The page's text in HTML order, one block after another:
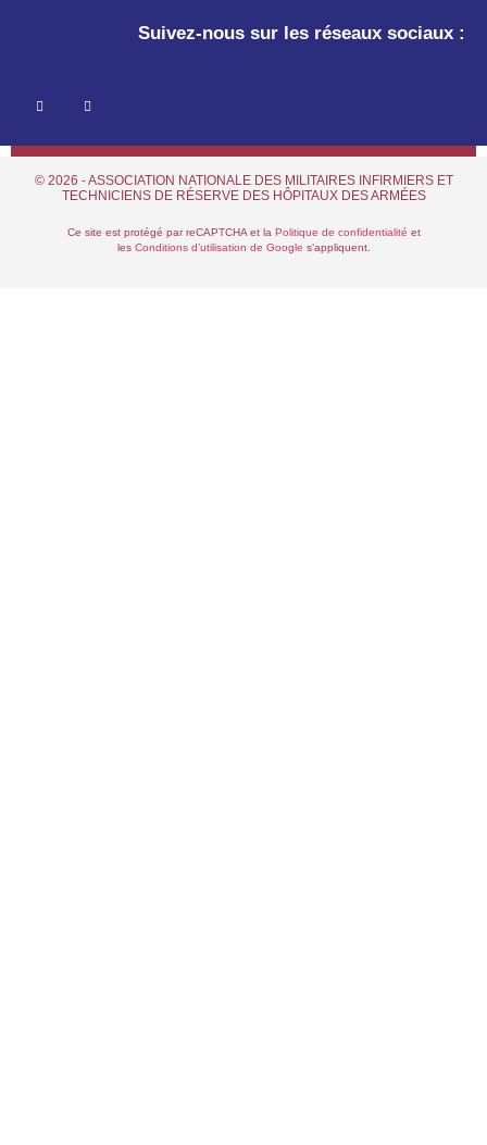
Suivez-nous sur les réseaux sociaux :
© 2026 - ASSOCIATION NATIONALE DES MILITAIRES INFIRMIERS ET
TECHNICIENS DE RÉSERVE DES HÔPITAUX DES ARMÉES
Ce site est protégé par reCAPTCHA et la Politique de confidentialité et
les Conditions d’utilisation de Google s’appliquent.